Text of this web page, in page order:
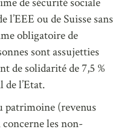
l’EEE ou de Suisse sans
obligatoire de
sont assujetties
de solidarité de 7,5 %
de l’Etat.
patrimoine (revenus
les non-